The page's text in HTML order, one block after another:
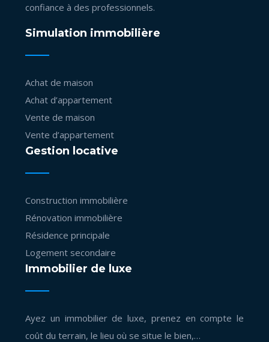
confiance à des professionnels.
Simulation immobilière
Achat de maison
Achat d’appartement
Vente de maison
Vente d’appartement
Gestion locative
Construction immobilière
Rénovation immobilière
Résidence principale
Logement secondaire
Immobilier de luxe
Ayez un immobilier de luxe, prenez en compte le
coût du terrain, le lieu où se situe le bien,…